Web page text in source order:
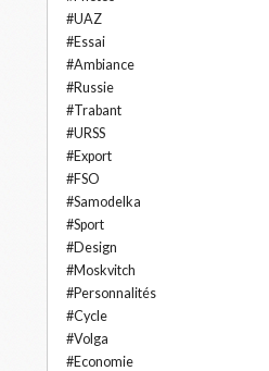
#UAZ
#Essai
#Ambiance
#Russie
#Trabant
#URSS
#Export
#FSO
#Samodelka
#Sport
#Design
#Moskvitch
#Personnalités
#Cycle
#Volga
#Economie